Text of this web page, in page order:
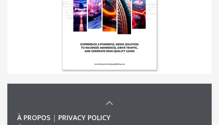
À PROPOS | PRIVACY POLICY